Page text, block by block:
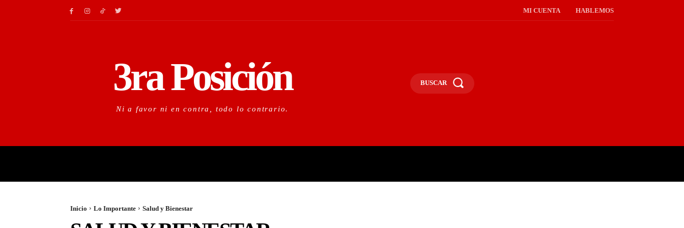
MI CUENTA HABLEMOS
3ra Posición
Ni a favor ni en contra, todo lo contrario.
BUSCAR
Inicio Lo Importante Salud y Bienestar